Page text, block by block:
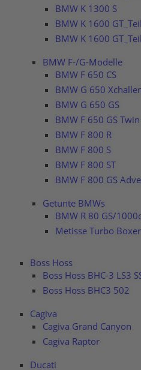
BMW K 1300 S
BMW K 1600
BMW K 1600
BMW F-/G-Modelle
BMW F 650 CS
BMW G 650
BMW G 650 GS
BMW F 650 GS
BMW F 800 R
BMW F 800 S
BMW F 800 ST
BMW F 800 GS
Getunte BMWs
BMW R 80 GS/
Metisse Turbo Boxer
Boss Hoss
Boss Hoss BHC-3 LS3
Boss Hoss BHC3 502
Cagiva
Cagiva Grand Canyon
Cagiva Raptor
Ducati